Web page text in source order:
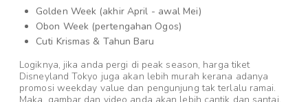
Golden Week (akhir April - awal Mei)
Obon Week (pertengahan Ogos)
Cuti Krismas & Tahun Baru
Logiknya, jika anda pergi di peak season, harga tiket
Disneyland Tokyo juga akan lebih murah kerana adanya
promosi weekday value dan pengunjung tak terlalu ramai.